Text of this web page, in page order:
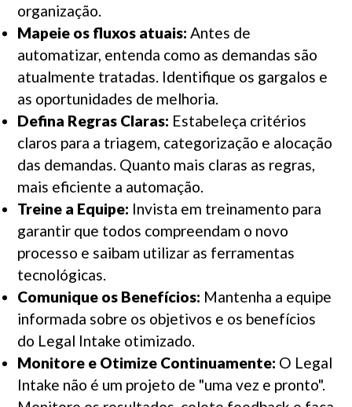
organização.
Mapeie os fluxos atuais: Antes de
automatizar, entenda como as demandas são
atualmente tratadas. Identifique os gargalos e
as oportunidades de melhoria.
Defina Regras Claras: Estabeleça critérios
claros para a triagem, categorização e alocação
das demandas. Quanto mais claras as regras,
mais eficiente a automação.
Treine a Equipe: Invista em treinamento para
garantir que todos compreendam o novo
processo e saibam utilizar as ferramentas
tecnológicas.
Comunique os Benefícios: Mantenha a equipe
informada sobre os objetivos e os benefícios
do Legal Intake otimizado.
Monitore e Otimize Continuamente: O Legal
Intake não é um projeto de "uma vez e pronto".